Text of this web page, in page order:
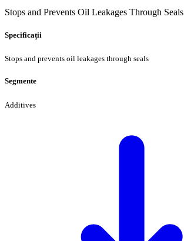
Stops and Prevents Oil Leakages Through Seals
Specificații
Stops and prevents oil leakages through seals
Segmente
Additives